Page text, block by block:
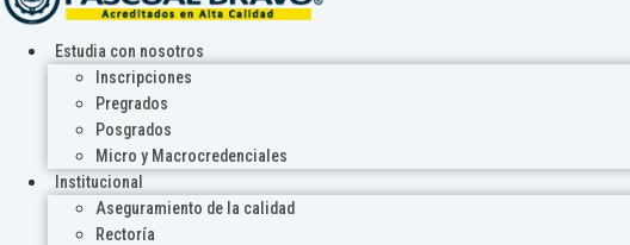
Estudia con nosotros
Inscripciones
Pregrados
Posgrados
Micro y Macrocredenciales
Institucional
Aseguramiento de la calidad
Rectoría